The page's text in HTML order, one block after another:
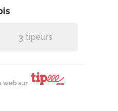
3 tipeurs
web sur